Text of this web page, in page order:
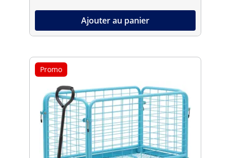
Ajouter au panier
Promo